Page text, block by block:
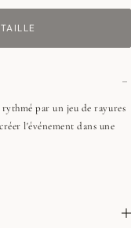
par un jeu de rayures
l'événement dans une
enduits se nettoient avec